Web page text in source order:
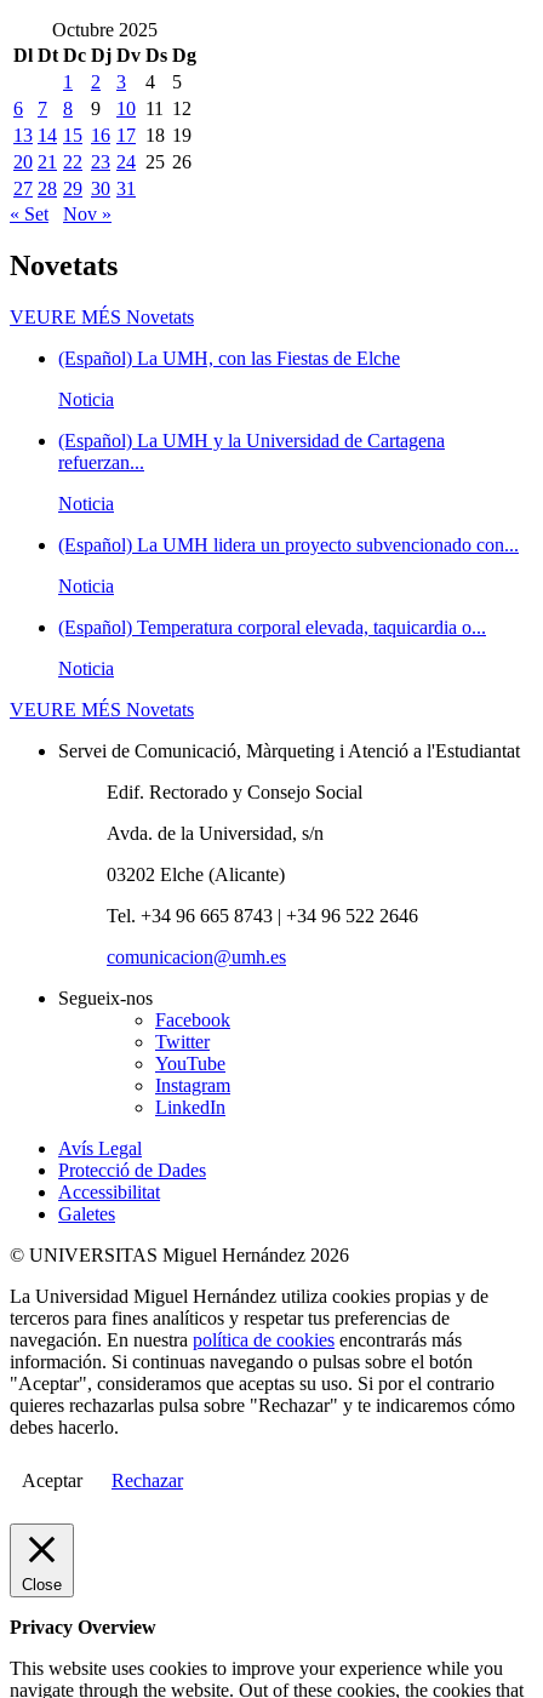
Octubre 2025
Dl Dt Dc Dj Dv Ds Dg
1
2 3 4
5
6
7 8 9 10 11
12
13 14 15 16 17 18 19
20 21 22 23 24 25 26
27 28 29 30 31
« Set
Nov »
Novetats
VEURE MÉS Novetats
(Español) La UMH, con las Fiestas de Elche
Noticia
(Español) La UMH y la Universidad de Cartagena
refuerzan...
Noticia
(Español) La UMH lidera un proyecto subvencionado con...
Noticia
(Español) Temperatura corporal elevada, taquicardia o...
Noticia
VEURE MÉS Novetats
Servei de Comunicació, Màrqueting i Atenció a l'Estudiantat
Edif. Rectorado y Consejo Social
Avda. de la Universidad, s/n
03202 Elche (Alicante)
Tel. +34 96 665 8743 | +34 96 522 2646
comunicacion@umh.es
Segueix-nos
Facebook
Twitter
YouTube
Instagram
LinkedIn
Avís Legal
Protecció de Dades
Accessibilitat
Galetes
© UNIVERSITAS Miguel Hernández 2026
La Universidad Miguel Hernández utiliza cookies propias y de
terceros para fines analíticos y respetar tus preferencias de
navegación. En nuestra política de cookies encontrarás más
información. Si continuas navegando o pulsas sobre el botón
"Aceptar", consideramos que aceptas su uso. Si por el contrario
quieres rechazarlas pulsa sobre "Rechazar" y te indicaremos cómo
debes hacerlo.
Aceptar Rechazar
Close
Privacy Overview
This website uses cookies to improve your experience while you
navigate through the website. Out of these cookies, the cookies that